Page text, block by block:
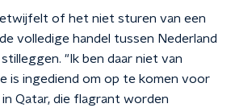
of het niet sturen van een
volledige handel tussen Nederland
"Ik ben daar niet van
is ingediend om op te komen voor
Qatar, die flagrant worden